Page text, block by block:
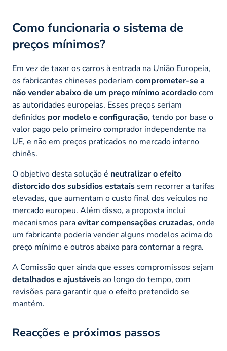
Como funcionaria o sistema de
preços mínimos?
Em vez de taxar os carros à entrada na União Europeia,
os fabricantes chineses poderiam comprometer-se a
não vender abaixo de um preço mínimo acordadocom
as autoridades europeias. Esses preços seriam
definidos por modelo e configuração, tendo por base o
valor pago pelo primeiro comprador independente na
UE, e não em preços praticados no mercado interno
chinês.
O objetivo desta solução é neutralizar o efeito
distorcido dos subsídios estatais sem recorrer a tarifas
elevadas, que aumentam o custo final dos veículos no
mercado europeu. Além disso, a proposta inclui
mecanismos paraevitar compensações cruzadas, onde
um fabricante poderia vender alguns modelos acima do
preço mínimo e outros abaixo para contornar a regra.
A Comissão quer ainda que esses compromissos sejam
detalhados e ajustáveis ao longo do tempo, com
revisões para garantir que o efeito pretendido se
mantém.
Reacções e próximos passos